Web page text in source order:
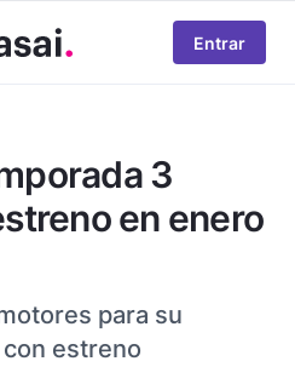
Entrar
3
en enero
para su
estreno